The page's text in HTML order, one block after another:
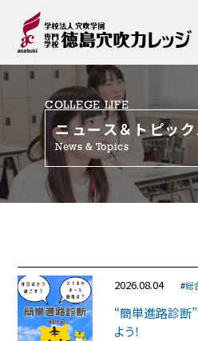
COLLEGE LIFE
ニュース＆トピッ
News & Topics
2026.08.04 #総
“簡単進路診断
よう！